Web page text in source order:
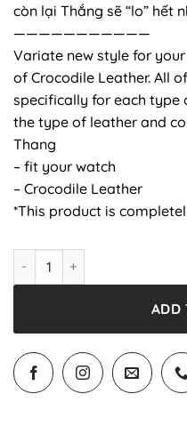
còn lại Thắng sẽ “lo” hết
———————————
Variate new style for
of Crocodile Leather. All
specifically for each type
the type of leather and
Thang
– fit your watch
– Crocodile Leather
*This product is
AppleWatch - Brown -
ADD